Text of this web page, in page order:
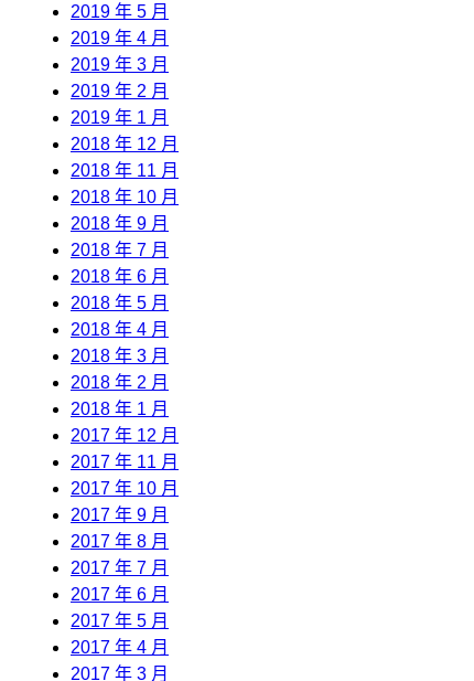
2019 年 5 月
2019 年 4 月
2019 年 3 月
2019 年 2 月
2019 年 1 月
2018 年 12 月
2018 年 11 月
2018 年 10 月
2018 年 9 月
2018 年 7 月
2018 年 6 月
2018 年 5 月
2018 年 4 月
2018 年 3 月
2018 年 2 月
2018 年 1 月
2017 年 12 月
2017 年 11 月
2017 年 10 月
2017 年 9 月
2017 年 8 月
2017 年 7 月
2017 年 6 月
2017 年 5 月
2017 年 4 月
2017 年 3 月